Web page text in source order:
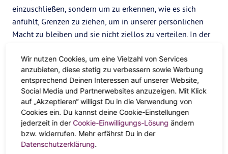
einzuschließen, sondern um zu erkennen, wie es sich
anfühlt, Grenzen zu ziehen, um in unserer persönlichen
Macht zu bleiben und sie nicht ziellos zu verteilen. In der
verschenkt“ hat, der seine Energie und seine Dienste in
alle Richtungen verschenkt hat, ohne zu hinterfragen,
wem ich sie gebe, oder ohne sich zu fragen, in welcher
Position ich mich dadurch befinde. An einem bestimmten
Punkt musste ich innehalten und mich fragen: „Wer wird
für mich da sein? Wenn man seine Energie ständig nach
außen schickt und damit ein Fass ohne Boden füttert, das
weder einem selbst noch einem anderen dient, bleibt nur
Wir nutzen Cookies, um eine Vielzahl von Services
anzubieten, diese stetig zu verbessern sowie Werbung
entsprechend Deinen Interessen auf unserer Website,
Social Media und Partnerwebsites anzuzeigen. Mit Klick
auf „Akzeptieren“ willigst Du in die Verwendung von
Cookies ein. Du kannst deine Cookie-Einstellungen
jederzeit in der Cookie-Einwilligungs-Lösung ändern
bzw. widerrufen. Mehr erfährst Du in der
Datenschutzerklärung.